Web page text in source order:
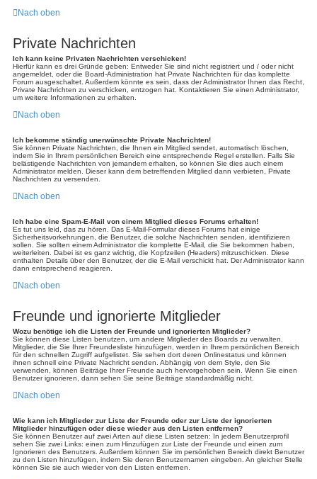
Nach oben
Private Nachrichten
Ich kann keine Privaten Nachrichten verschicken!
Hierfür kann es drei Gründe geben: Entweder Sie sind nicht registriert und / oder nicht
angemeldet, oder die Board-Administration hat Private Nachrichten für das komplette
Forum ausgeschaltet. Außerdem könnte es sein, dass der Administrator Ihnen das Recht,
Private Nachrichten zu verschicken, entzogen hat. Kontaktieren Sie einen Administrator,
um weitere Informationen zu erhalten.
Nach oben
Ich bekomme ständig unerwünschte Private Nachrichten!
Sie können Private Nachrichten, die Ihnen ein Mitglied sendet, automatisch löschen,
indem Sie in Ihrem persönlichen Bereich eine entsprechende Regel erstellen. Falls Sie
belästigende Nachrichten von jemandem erhalten, so können Sie dies auch einem
Administrator melden. Dieser kann dem betreffenden Mitglied dann verbieten, Private
Nachrichten zu versenden.
Nach oben
Ich habe eine Spam-E-Mail von einem Mitglied dieses Forums erhalten!
Es tut uns leid, das zu hören. Das E-Mail-Formular dieses Forums hat einige
Sicherheitsvorkehrungen, die Benutzer, die solche Nachrichten senden, identifizieren
sollen. Sie sollten einem Administrator die komplette E-Mail, die Sie bekommen haben,
weiterleiten. Dabei ist es ganz wichtig, die Kopfzeilen (Headers) mitzuschicken. Diese
enthalten Details über den Benutzer, der die E-Mail verschickt hat. Der Administrator kann
dann entsprechend reagieren.
Nach oben
Freunde und ignorierte Mitglieder
Wozu benötige ich die Listen der Freunde und ignorierten Mitglieder?
Sie können diese Listen benutzen, um andere Mitglieder des Boards zu verwalten.
Mitglieder, die Sie Ihrer Freundesliste hinzufügen, werden in Ihrem persönlichen Bereich
für den schnellen Zugriff aufgelistet. Sie sehen dort deren Onlinestatus und können
ihnen schnell eine Private Nachricht senden. Abhängig von dem Style, den Sie
verwenden, können Beiträge Ihrer Freunde auch hervorgehoben sein. Wenn Sie einen
Benutzer ignorieren, dann sehen Sie seine Beiträge standardmäßig nicht.
Nach oben
Wie kann ich Mitglieder zur Liste der Freunde oder zur Liste der ignorierten
Mitglieder hinzufügen oder diese wieder aus den Listen entfernen?
Sie können Benutzer auf zwei Arten auf diese Listen setzen: In jedem Benutzerprofil
sehen Sie zwei Links: einen zum Hinzufügen zur Liste der Freunde und einen zum
Ignorieren des Benutzers. Außerdem können Sie im persönlichen Bereich direkt Benutzer
zu den Listen hinzufügen, indem Sie deren Benutzernamen eingeben. An gleicher Stelle
können Sie sie auch wieder von den Listen entfernen.